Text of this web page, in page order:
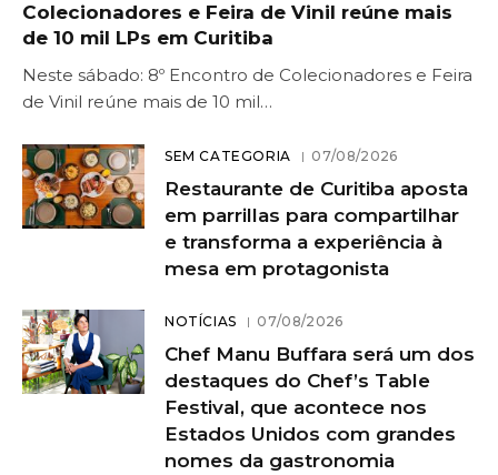
Colecionadores e Feira de Vinil reúne mais
de 10 mil LPs em Curitiba
Neste sábado: 8º Encontro de Colecionadores e Feira
de Vinil reúne mais de 10 mil…
SEM CATEGORIA 07/08/2026
Restaurante de Curitiba aposta
em parrillas para compartilhar
e transforma a experiência à
mesa em protagonista
NOTÍCIAS 07/08/2026
Chef Manu Buffara será um dos
destaques do Chef’s Table
Festival, que acontece nos
Estados Unidos com grandes
nomes da gastronomia